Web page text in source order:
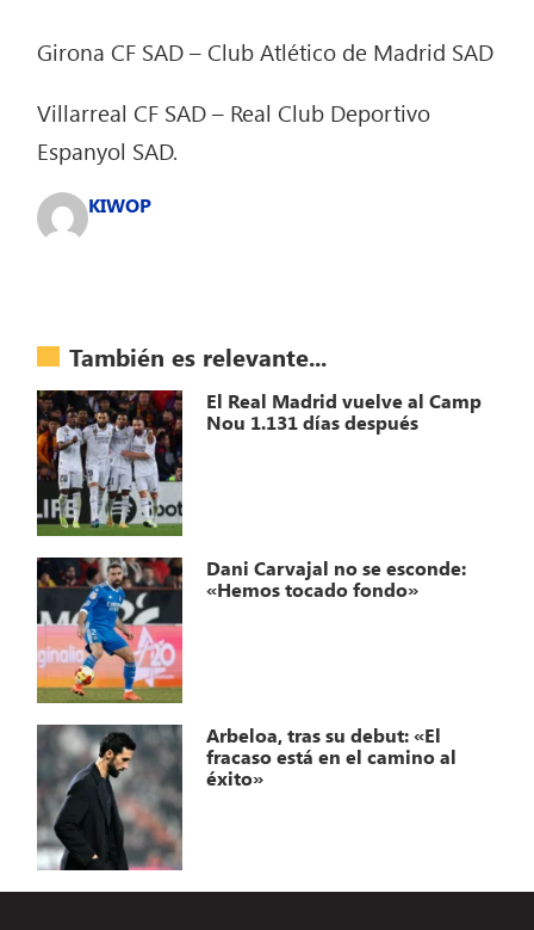
Girona CF SAD – Club Atlético de Madrid SAD
Villarreal CF SAD – Real Club Deportivo
Espanyol SAD.
KIWOP
También es relevante...
El Real Madrid vuelve al Camp
Nou 1.131 días después
Dani Carvajal no se esconde:
«Hemos tocado fondo»
Arbeloa, tras su debut: «El
fracaso está en el camino al
éxito»